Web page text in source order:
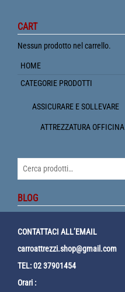
CART
Nessun prodotto nel carrello.
HOME
CATEGORIE PRODOTTI
ASSICURARE E SOLLEVARE
ATTREZZATURA OFFICINA
BLOG
CONTATTACI ALL’EMAIL
carroattrezzi.shop@gmail.com
TEL: 02 37901454
Orari :